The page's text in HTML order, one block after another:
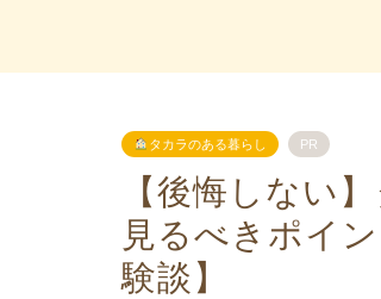
タカラのある暮らし PR
【後悔しない
見るべきポイ
験談】